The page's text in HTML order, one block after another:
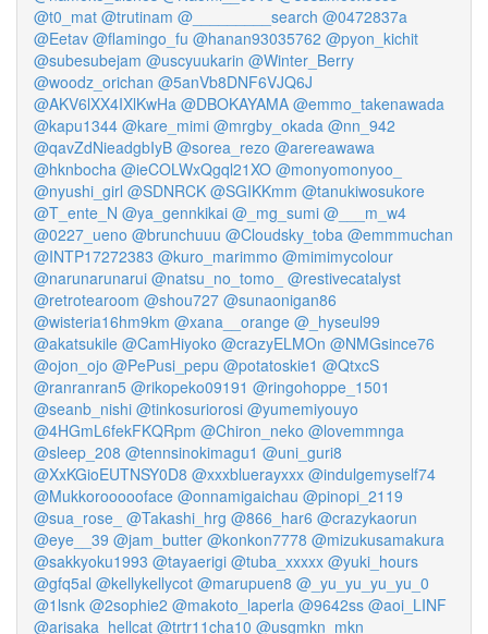
@t0_mat @trutinam @_________search @0472837a
@Eetav @flamingo_fu @hanan93035762 @pyon_kichit
@subesubejam @uscyuukarin @Winter_Berry
@woodz_orichan @5anVb8DNF6VJQ6J
@AKV6lXX4IXlKwHa @DBOKAYAMA @emmo_takenawada
@kapu1344 @kare_mimi @mrgby_okada @nn_942
@qavZdNieadgbIyB @sorea_rezo @arereawawa
@hknbocha @ieCOLWxQgql21XO @monyomonyoo_
@nyushi_girl @SDNRCK @SGIKKmm @tanukiwosukore
@T_ente_N @ya_gennkikai @_mg_sumi @___m_w4
@0227_ueno @brunchuuu @Cloudsky_toba @emmmuchan
@INTP17272383 @kuro_marimmo @mimimycolour
@narunarunarui @natsu_no_tomo_
@restivecatalyst
@retrotearoom @shou727 @sunaonigan86
@wisteria16hm9km @xana__orange @_hyseul99
@akatsukile @CamHiyoko @crazyELMOn @NMGsince76
@ojon_ojo @PePusi_pepu @potatoskie1 @QtxcS
@ranranran5 @rikopeko09191 @ringohoppe_1501
@seanb_nishi @tinkosuriorosi @yumemiyouyo
@4HGmL6fekFKQRpm @Chiron_neko @lovemmnga
@sleep_208 @tennsinokimagu1 @uni_guri8
@XxKGioEUTNSY0D8 @xxxbluerayxxx @indulgemyself74
@Mukkoroooooface @onnamigaichau @pinopi_2119
@sua_rose_ @Takashi_hrg @866_har6 @crazykaorun
@eye__39 @jam_butter @konkon7778 @mizukusamakura
@sakkyoku1993 @tayaerigi @tuba_xxxxx @yuki_hours
@gfq5al @kellykellycot @marupuen8 @_yu_yu_yu_yu_0
@1lsnk @2sophie2 @makoto_laperla @9642ss @aoi_LINF
@arisaka_hellcat @trtr11cha10 @usgmkn_mkn